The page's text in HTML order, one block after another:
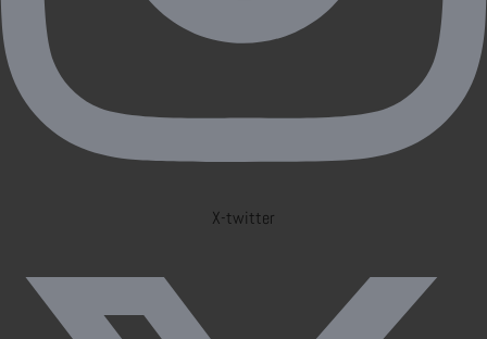
X-twitter